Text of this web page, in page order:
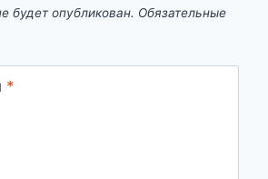
будет опубликован. Обязательные
*